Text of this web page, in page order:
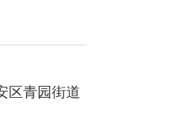
区青园街道